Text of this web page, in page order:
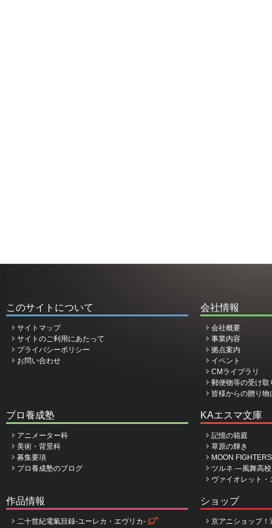
このサイトについて
サイトマップ
サイトのご利用にあたって
プライバシーポリシー
お問い合わせ
会社情報
会社概要
事業内容
拠点案内
イベント
CMライブラリ
郵便物等の受け取
皆様からの贈り
プロ養成塾
アニメーター科
美術・背景科
募集要項
プロ養成塾のブログ
KAエスマ文庫
記憶の箱庭
草原の輝き
MOON
ツルネ ―風舞高
ヴァイオレット
作品情報
二十世紀電氣目録-ユーレカ・エヴリカ-
ショップ
京アニショップ！